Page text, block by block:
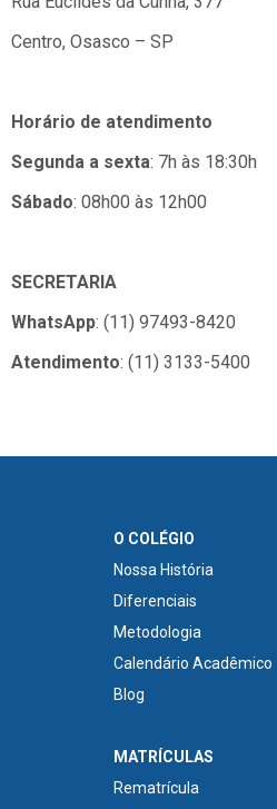
Centro, Osasco – SP
Horário de atendimento
Segunda a sexta: 7h às 18:30h
Sábado: 08h00 às 12h00
SECRETARIA
WhatsApp: (11) 97493-8420
Atendimento: (11) 3133-5400
O COLÉGIO
Nossa História
Diferenciais
Metodologia
Calendário Acadêmico
Blog
MATRÍCULAS
Rematrícula